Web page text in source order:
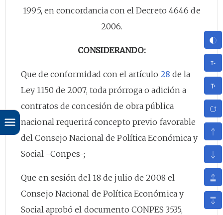
1995, en concordancia con el Decreto 4646 de
2006.
CONSIDERANDO:
Que de conformidad con el artículo 28 de la
Ley 1150 de 2007, toda prórroga o adición a
contratos de concesión de obra pública
nacional requerirá concepto previo favorable
del Consejo Nacional de Política Económica y
Social -Conpes-;
Que en sesión del 18 de julio de 2008 el
Consejo Nacional de Política Económica y
Social aprobó el documento CONPES 3535,